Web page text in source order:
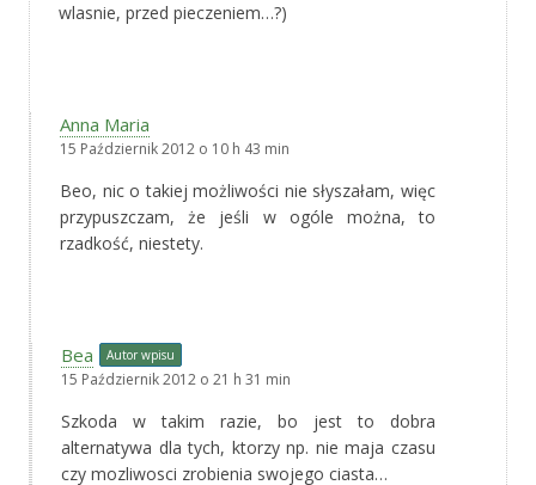
wlasnie, przed pieczeniem…?)
Anna Maria
15 Październik 2012 o 10 h 43 min
Beo, nic o takiej możliwości nie słyszałam, więc
przypuszczam, że jeśli w ogóle można, to
rzadkość, niestety.
Bea Autor wpisu
15 Październik 2012 o 21 h 31 min
Szkoda w takim razie, bo jest to dobra
alternatywa dla tych, ktorzy np. nie maja czasu
czy mozliwosci zrobienia swojego ciasta…